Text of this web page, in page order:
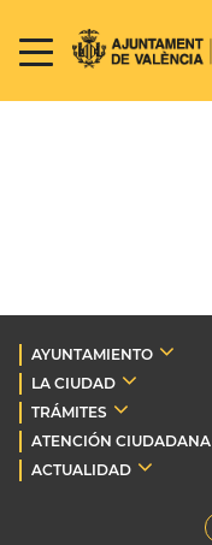
AYUNTAMIENTO
LA CIUDAD
TRÁMITES
ATENCIÓN CIUDADANA
ACTUALIDAD